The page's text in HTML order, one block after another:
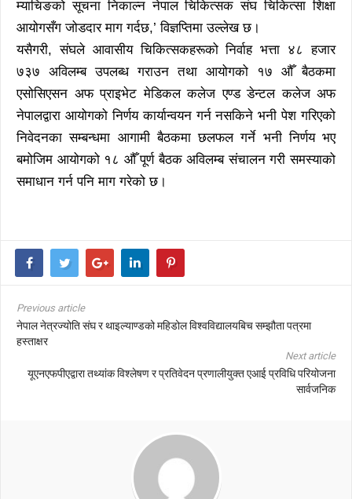
म्याचिङको सूचना निकाल्न नेपाल चिकित्सक संघ चिकित्सा शिक्षा
आयोगसँग जोडदार माग गर्दछ,’ विज्ञप्तिमा उल्लेख छ।
यसैगरी, संघले आवासीय चिकित्सकहरूको निर्वाह भत्ता ४८ हजार
७३७ अविलम्ब उपलब्ध गराउन तथा आयोगको १७ औँ बैठकमा
एसोसिएसन अफ प्राइभेट मेडिकल कलेज एण्ड डेन्टल कलेज अफ
नेपालद्वारा आयोगको निर्णय कार्यान्वयन गर्न नसकिने भनी पेश गरिएको
निवेदनका सम्बन्धमा आगामी बैठकमा छलफल गर्ने भनी निर्णय भए
बमोजिम आयोगको १८ औँ पूर्ण बैठक अविलम्ब संचालन गरी समस्याको
समाधान गर्न पनि माग गरेको छ।
Previous article
नेपाल नेत्रज्योति संघ र थाइल्याण्डको महिडोल विश्वविद्यालयबिच सम्झौता पत्रमा
हस्ताक्षर
Next article
यूएनएफपीएद्वारा तथ्यांक विश्लेषण र प्रतिवेदन प्रणालीयुक्त एआई प्रविधि परियोजना
सार्वजनिक